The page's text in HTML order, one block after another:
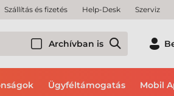
Szállítás és fizetés Help-Desk Szerviz
Archívban is
Ügyféltámogatás Mobil